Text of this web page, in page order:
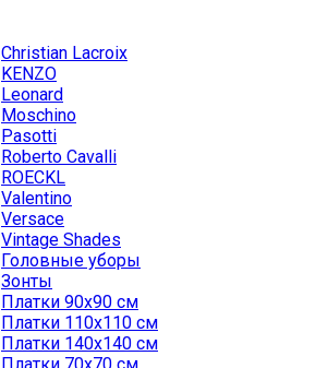
Christian Lacroix
KENZO
Leonard
Moschino
Pasotti
Roberto Cavalli
ROECKL
Valentino
Versace
Vintage Shades
Головные уборы
Зонты
Платки 90х90 см
Платки 110х110 см
Платки 140х140 см